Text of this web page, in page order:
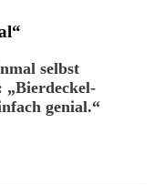
selbst
„Bierdeckel-
genial.“